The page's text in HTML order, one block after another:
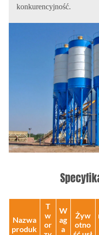
konkurencyjność.
Nazwa
produk
T
w
or
W
ag
a
Żyw
otno